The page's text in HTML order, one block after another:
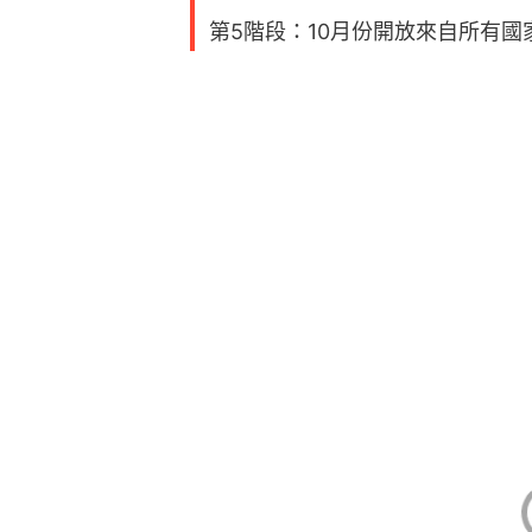
第5階段：10月份開放來自所有國